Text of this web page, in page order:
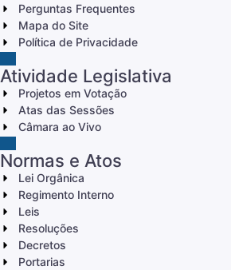
Perguntas Frequentes
Mapa do Site
Política de Privacidade
Atividade Legislativa
Projetos em Votação
Atas das Sessões
Câmara ao Vivo
Normas e Atos
Lei Orgânica
Regimento Interno
Leis
Resoluções
Decretos
Portarias